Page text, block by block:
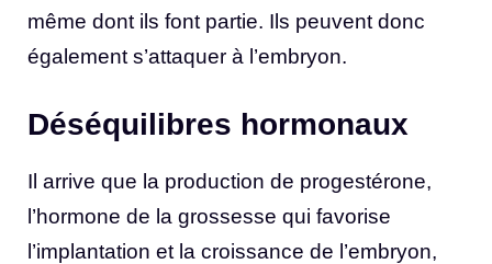
même dont ils font partie. Ils peuvent donc
également s’attaquer à l’embryon.
Déséquilibres hormonaux
Il arrive que la production de progestérone,
l’hormone de la grossesse qui favorise
l’implantation et la croissance de l’embryon,